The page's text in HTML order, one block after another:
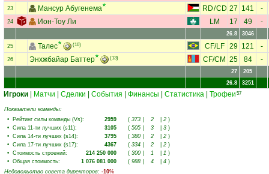
23 Мансур Абугенема RD/CD 27 141 -
24 Ион-Тоу Ли LM 17 49 -
26.8 3046
25 Талес (10) CF/LF 29 121 -
26 Энхжбайар Баттер (13) CF/CM 25 84 -
27
205
26.8
3251
Игроки Матчи Сделки События Финансы Статистика Трофеи 57
Показатели команды:
• Рейтинг силы команды (Vs): 2959 ( 373 2 2 )
• Сила 11-ти лучших (s11): 3105 ( 505 3 3 )
• Сила 14-ти лучших (s14): 3795 ( 380 2 2 )
• Сила 17-ти лучших (s17): 4367 ( 334 2 2 )
• Стоимость строений: 214 250 000 ( 300 1 1 )
• Общая стоимость: 1 076 081 000 ( 988 4 4 )
Недовольство совета директоров: -10%